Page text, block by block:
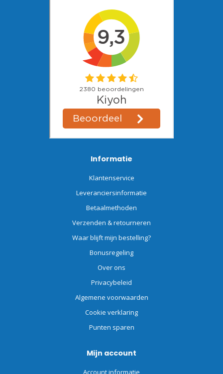
Informatie
Klantenservice
Leveranciersinformatie
Betaalmethoden
Verzenden & retourneren
Waar blijft mijn bestelling?
Bonusregeling
Over ons
Privacybeleid
Algemene voorwaarden
Cookie verklaring
Punten sparen
Mijn account
Account informatie